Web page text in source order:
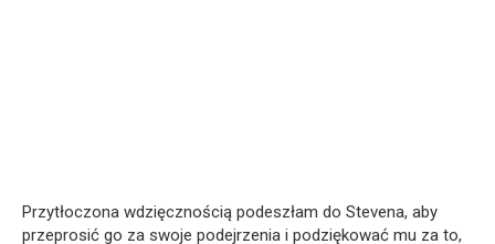
Przytłoczona wdzięcznością podeszłam do Stevena, aby
przeprosić go za swoje podejrzenia i podziękować mu za to,